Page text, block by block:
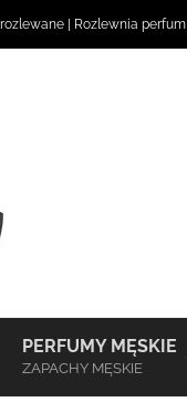
Rozlewnia perfum
PERFUMY MĘSKIE
ZAPACHY MĘSKIE